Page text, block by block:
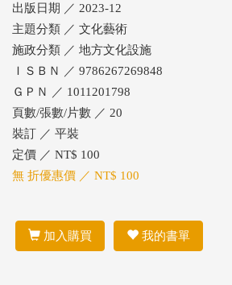
出版日期 ／ 2023-12
主題分類 ／ 文化藝術
施政分類 ／ 地方文化設施
ＩＳＢＮ ／ 9786267269848
ＧＰＮ ／ 1011201798
頁數/張數/片數 ／ 20
裝訂 ／ 平裝
定價 ／ NT$ 100
無 折優惠價 ／ NT$ 100
加入購買 我的書單